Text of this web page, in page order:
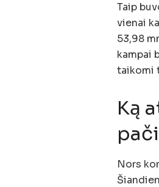
Taip
vienai
53,98
kampai
taikomi
Ką
Nors